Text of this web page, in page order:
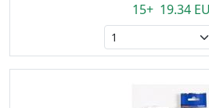
15+ 19.34